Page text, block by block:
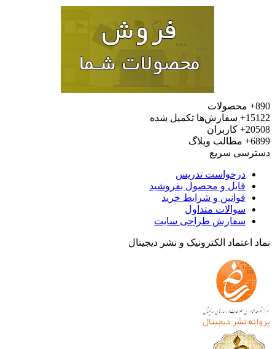
محصولات
سفارش‌ها تکمیل شده
کاربران
مطالب وبلاگ
سریع
درخواست تدریس
فایل و محصول بفروشید
قوانین و شرایط خرید
سوالات متداول
سفارش طراحی سایت
اعتماد الکترونیک و نشر دیجیتال